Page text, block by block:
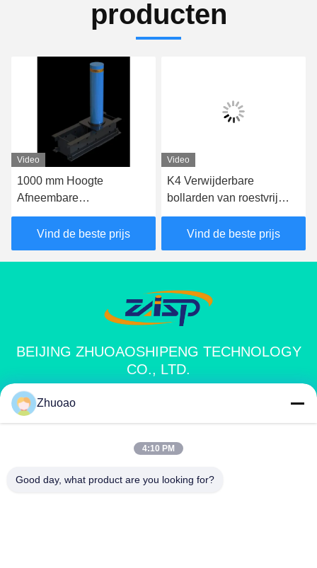
producten
Video
1000 mm Hoogte
Afneembare
veiligheidsbollarden
Afneembare
verkeersbollarden 350
mm Diepte
Vind de beste prijs
Video
K4 Verwijderbare
bollarden van roestvrij
staal met een IWA14-1-
certificering
Vind de beste prijs
BEIJING ZHUOAOSHIPENG TECHNOLOGY
CO., LTD.
nummer 4, Fufeng Road, Beijing, China
Zhuoao
4:10 PM
Good day, what product are you looking for?